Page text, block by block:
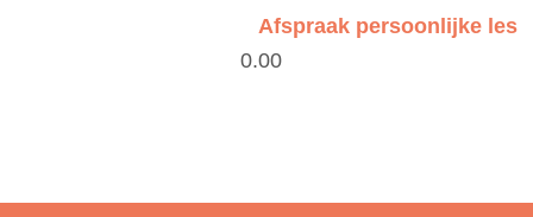
Opties
Afspraak persoonlijke les
0.00